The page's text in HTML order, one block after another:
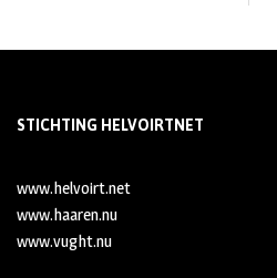
STICHTING HELVOIRTNET
www.helvoirt.net
www.haaren.nu
www.vught.nu